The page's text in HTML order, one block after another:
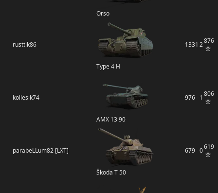
Orso
rusttik86
Type 4 H
1331 2876
kollesik74
AMX 13 90
976 1 806
parabeLLum82 [LXT]
Škoda T 50
679 0619